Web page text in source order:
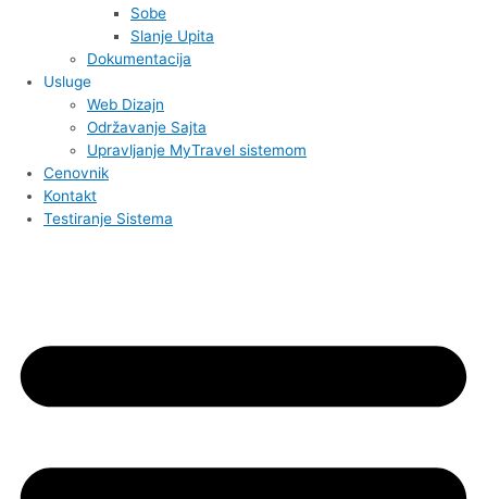
Sobe
Slanje Upita
Dokumentacija
Usluge
Web Dizajn
Održavanje Sajta
Upravljanje MyTravel sistemom
Cenovnik
Kontakt
Testiranje Sistema